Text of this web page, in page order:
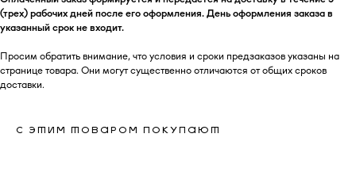
(трех) рабочих дней после его оформления. День оформления заказа в
указанный срок не входит.
Просим обратить внимание, что условия и сроки предзаказов указаны на
странице товара. Они могут существенно отличаются от общих сроков
доставки.
С ЭТИМ ТОВАРОМ ПОКУПАЮТ
ИНФОРМАЦИЯ
email-рассылки